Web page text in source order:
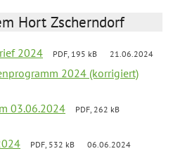
Hort Zscherndorf
2024 PDF, 195 kB 21.06.2024
2024 (korrigiert)
03.06.2024
PDF, 262 kB
PDF, 532 kB 06.06.2024